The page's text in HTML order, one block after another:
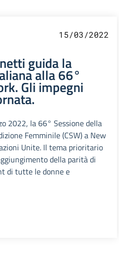
15/03/2022
guida la
alla 66°
Gli impegni
2022, la 66° Sessione della
Femminile (CSW) a New
Unite. Il tema prioritario
della parità di
di tutte le donne e